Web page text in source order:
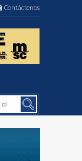
Contáctenos